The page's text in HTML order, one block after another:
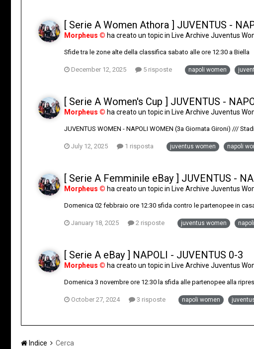
[ Serie A Women Athora ] JUVENTUS -
Morpheus © ha creato un topic in Live Archive Juventus
Sfide tra le zone alte della classifica sabato alle ore 12:30 a Biella
December 12, 2025 5 risposte napoli women
[ Serie A Women's Cup ] JUVENTUS -
Morpheus © ha creato un topic in Live Archive Juventus
JUVENTUS WOMEN - NAPOLI WOMEN (3a Giornata Gironi) ///
July 12, 2025 1 risposta juventus women napoli
[ Serie A Femminile eBay ] JUVENTUS -
Morpheus © ha creato un topic in Live Archive Juventus
Domenica 02 febbraio ore 12:30 sfida contro le partenopee in
January 18, 2025 2 risposte juventus women
[ Serie A eBay ] NAPOLI - JUVENTUS 0-3
Morpheus © ha creato un topic in Live Archive Juventus
Domenica 3 novembre ore 12:30 la sfida alle partenopee alla
October 27, 2024 3 risposte napoli women
Indice Cerca